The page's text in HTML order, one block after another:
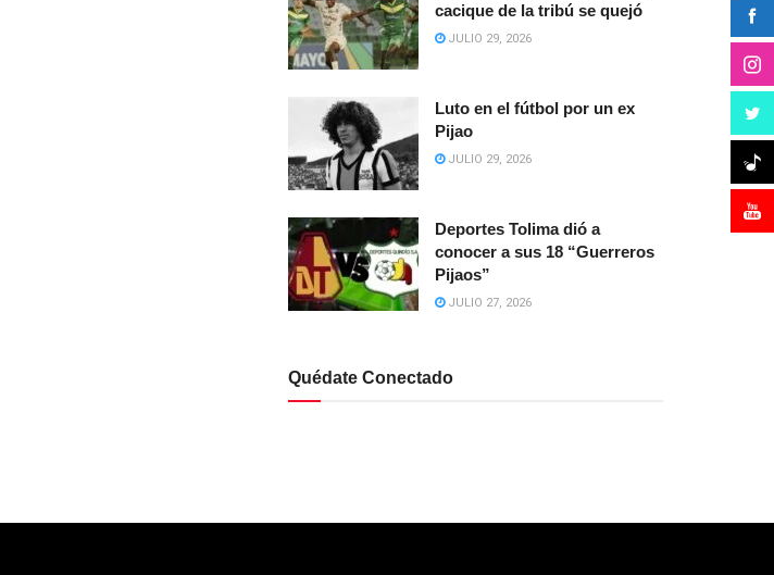
cacique de la tribú se quejó
JULIO 29, 2026
Luto en el fútbol por un ex
Pijao
JULIO 29, 2026
Deportes Tolima dió a
conocer a sus 18 “Guerreros
Pijaos”
JULIO 27, 2026
Quédate Conectado